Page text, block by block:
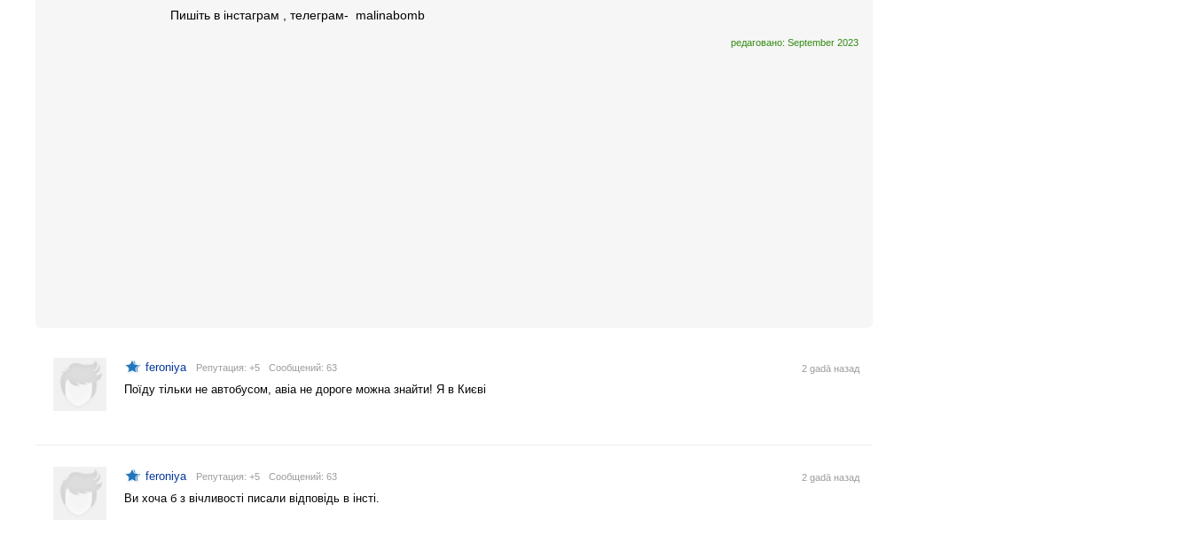
Пишіть в інстаграм , телеграм- malinabomb
редаговано: September 2023
feroniya Репутация: +5 Cообщений: 63 2 gadā назад
Поїду тільки не автобусом, авіа не дороге можна знайти! Я в Києві
feroniya Репутация: +5 Cообщений: 63 2 gadā назад
Ви хоча б з вічливості писали відповідь в інсті.